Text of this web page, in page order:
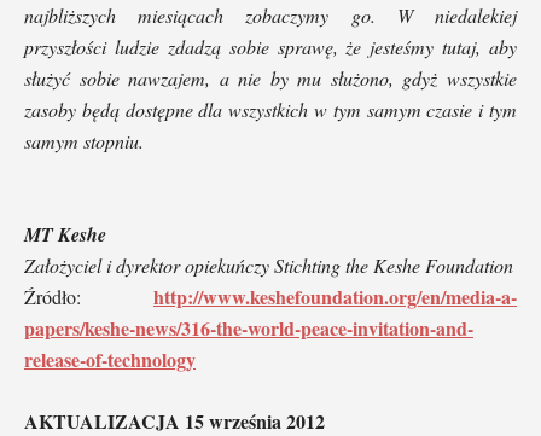
najbliższych miesiącach zobaczymy go. W niedalekiej
przyszłości ludzie zdadzą sobie sprawę, że jesteśmy tutaj, aby
służyć sobie nawzajem, a nie by mu służono, gdyż wszystkie
zasoby będą dostępne dla wszystkich w tym samym czasie i tym
samym stopniu.
MT Keshe
Założyciel i dyrektor opiekuńczy Stichting the Keshe Foundation
Źródło: http://www.keshefoundation.org/en/media-a-
papers/keshe-news/316-the-world-peace-invitation-and-
release-of-technology
AKTUALIZACJA 15 września 2012